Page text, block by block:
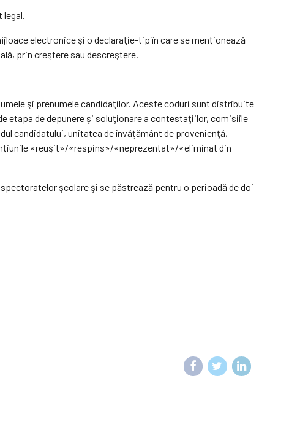
legal.
electronice şi o declaraţie-tip în care se menţionează
prin creştere sau descreştere.
şi prenumele candidaţilor. Aceste coduri sunt distribuite
etapa de depunere şi soluţionare a contestaţiilor, comisiile
candidatului, unitatea de învăţământ de provenienţă,
«reuşit»/«respins»/«neprezentat»/«eliminat din
şcolare şi se păstrează pentru o perioadă de doi